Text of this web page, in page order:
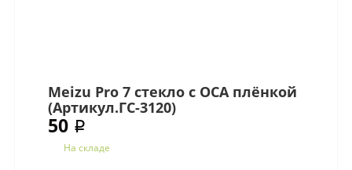
Meizu Pro 7 стекло с OCA плёнкой
(Артикул.ГС-3120)
50 ₽
На складе